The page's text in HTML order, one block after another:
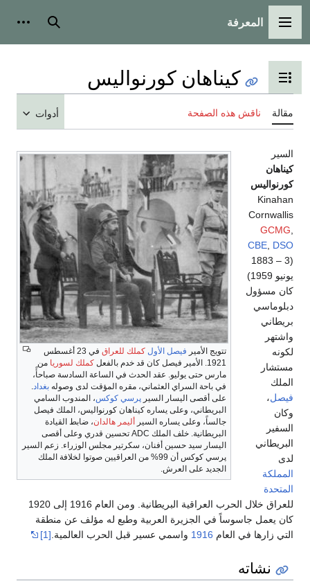
القائمة الرئيسية
المعرفة بحث
تبديل عرض جدول المحتويات
كيناهان كورنواليس
مقالة ناقش هذه الصفحة أدوات
تتويج الأمير فيصل الأول كملك للعراق
في 23 أغسطس
1921. الأمير فيصل كان قد خدم بالفعل
كملك لسوريا من
مارس حتى يوليو. عقد الحدث في الساعة السادسة صباحأً،
في باحة السراي العثماني، مقره المؤقت لدى وصوله بغداد.
على أقصى اليسار السير پرسي كوكس، المندوب السامي
البريطاني، وعلى يساره كيناهان كورنواليس، الملك فيصل
جالساً، وعلى يساره السير
أليمر هالدان، ضابط القيادة
البريطانية. خلف الملك ADC تحسين قدري وعلى أقصى
اليسار سيد حسين أفنان، سكرتير مجلس الوزراء. زعم السير
پرسي كوكس أن 99% من العراقيين صوتوا لخلافة الملك
الجديد على العرش.
السير
كيناهان
كورنواليس
Kinahan
Cornwallis
GCMG
CBE DSO
(1883 – 3
يونيو 1959)
كان مسؤول
دبلوماسي
بريطاني
واشتهر
لكونه
مستشار
الملك
فيصل،
وكان
السفير
البريطاني
لدى
المملكة
المتحدة
للعراق خلال الحرب العراقية البريطانية. ومن العام 1916 إلى 1920
كان يعمل جاسوساً في الجزيرة العربية وطبع له مؤلف عن منطقة
التي زارها في العام 1916 واسمي عسير قبل الحرب العالمية. [1]
نشاته